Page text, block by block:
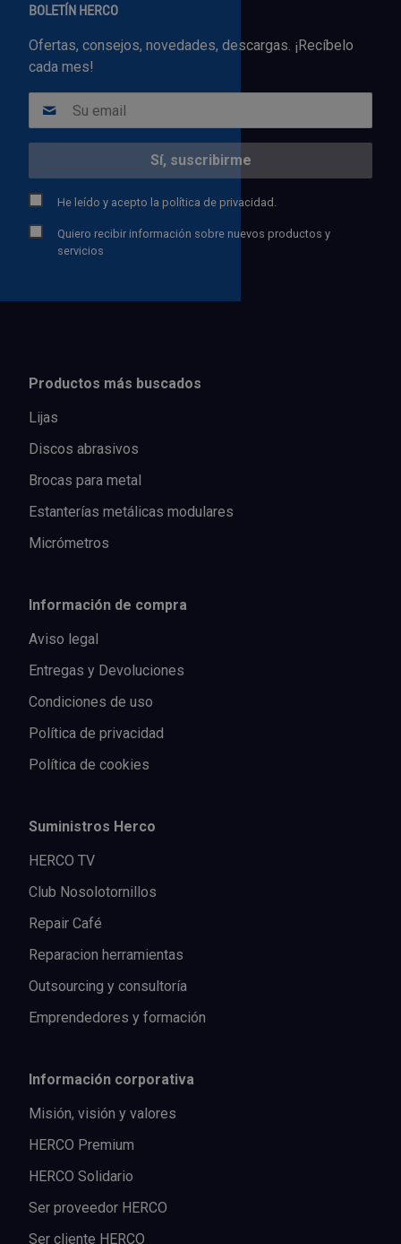
BOLETÍN HERCO
Ofertas, consejos, novedades, descargas. ¡Recíbelo
cada mes!
He leído y acepto la política de privacidad.
Quiero recibir información sobre nuevos productos y
servicios
Productos más buscados
Lijas
Discos abrasivos
Brocas para metal
Estanterías metálicas modulares
Micrómetros
Información de compra
Aviso legal
Entregas y Devoluciones
Condiciones de uso
Política de privacidad
Política de cookies
Suministros Herco
HERCO TV
Club Nosolotornillos
Repair Café
Reparacion herramientas
Outsourcing y consultoría
Emprendedores y formación
Información corporativa
Misión, visión y valores
HERCO Premium
HERCO Solidario
Ser proveedor HERCO
Ser cliente HERCO